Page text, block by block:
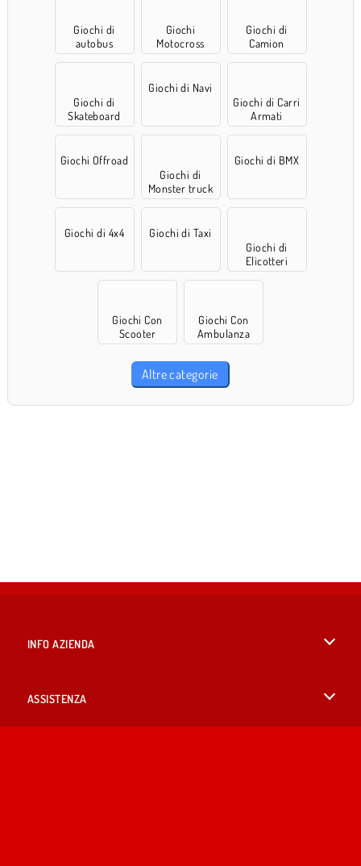
Giochi di
autobus
Giochi
Motocross
Giochi di
Camion
Giochi di
Skateboard
Giochi di Navi
Giochi di Carri
Armati
Giochi Offroad
Giochi di
Monster truck
Giochi di BMX
Giochi di 4x4
Giochi di Taxi
Giochi di
Elicotteri
Giochi Con
Scooter
Giochi Con
Ambulanza
Altre categorie
INFO AZIENDA
ASSISTENZA